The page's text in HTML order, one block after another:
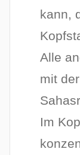
kann,
Alle
mit
Im